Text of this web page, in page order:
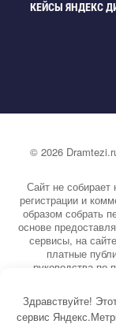
КЕЙСЫ ЯНДЕКС
© 2026
Сайт не собирает
регистрации и
образом собрать
основе
сервисы, на
платные
руководства по
информацию о
На
Здравствуйте!
сервис